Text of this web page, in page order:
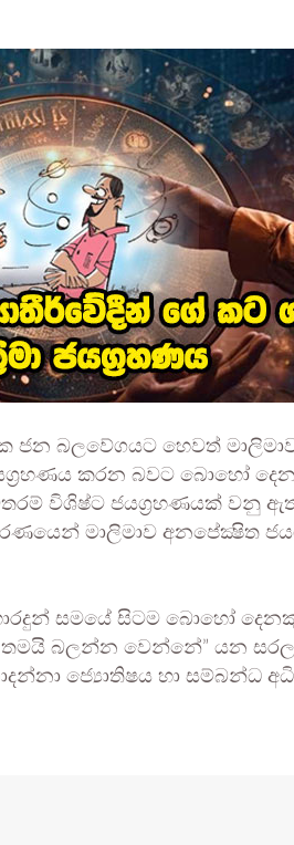
ජන බලවේගයට හෙවත්
කරන බවට බොහෝ
විශිෂ්ට ජයග්‍රහණයක් වනු
මාලිමාව අනපේක්‍ෂිත
සමයේ සිටම බොහෝ
තමයි බලන්න වෙන්නේ” යන
ජ්‍යොතිෂය හා සම්බන්ධ